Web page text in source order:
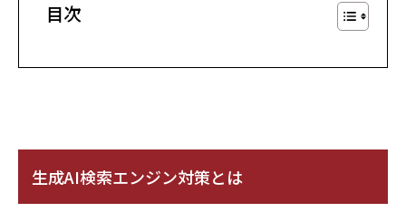
目次
生成AI検索エンジン対策とは